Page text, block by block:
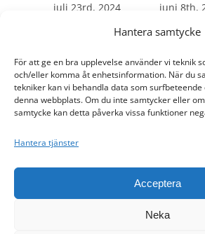
Hantera samtycke
För att ge en bra upplevelse använder vi teknik
och/eller komma åt enhetsinformation. När du
tekniker kan vi behandla data som surfbeteende
denna webbplats. Om du inte samtycker eller
samtycke kan detta påverka vissa funktioner
Hantera tjänster
Acceptera
Neka
juli 23rd, 2024 juni 8th,
Facebook
X